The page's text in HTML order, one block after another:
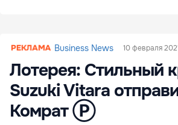
Business News 10 февраля
Лотерея: Стильный
Suzuki Vitara
Комрат Ⓟ